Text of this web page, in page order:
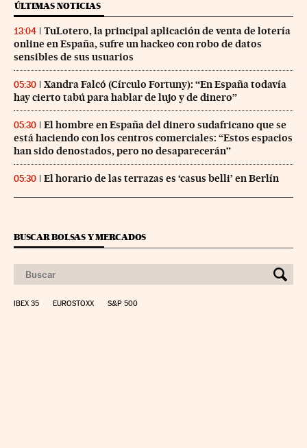
ÚLTIMAS NOTICIAS
13:04
TuLotero, la principal aplicación de venta de lotería
online en España, sufre un hackeo con robo de datos
sensibles de sus usuarios
05:30
Xandra Falcó (Círculo Fortuny): “En España todavía
hay cierto tabú para hablar de lujo y de dinero”
05:30
El hombre en España del dinero sudafricano que se
está haciendo con los centros comerciales: “Estos espacios
han sido denostados, pero no desaparecerán”
05:30 El horario de las terrazas es ‘casus belli’ en Berlín
BUSCAR BOLSAS Y MERCADOS
IBEX 35 EUROSTOXX S&P 500